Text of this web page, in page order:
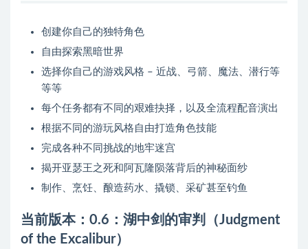
创建你自己的独特角色
自由探索黑暗世界
选择你自己的游戏风格 – 近战、弓箭、魔法、潜行等
等等
每个任务都有不同的艰难抉择，以及全流程配音演出
根据不同的游玩风格自由打造角色技能
完成各种不同挑战的地牢迷宫
揭开亚瑟王之死和阿瓦隆陨落背后的神秘面纱
制作、烹饪、酿造药水、撬锁、采矿甚至钓鱼
当前版本：0.6：湖中剑的审判（Judgment
of the Excalibur）